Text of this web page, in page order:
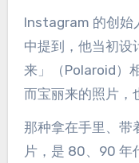
Instagram 的创始
中提到，他当初设
来」（Polaroid）
而宝丽来的照片，
那种拿在手里、带
片，是 80、90 年